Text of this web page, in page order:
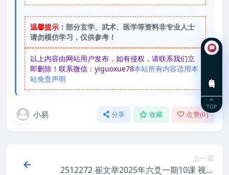
温馨提示： 部分玄学、武术、医学等资料非专业人士
请勿模仿学习，仅供参考！
以上内容由网站用户发布，如有侵权，请联系我们立
即删除！联系微信：yiguoxue78本站所有内容适用本
站免责声明
小易 分享 收藏 点赞(0)
上一篇
2512272 崔文举2025年六爻一期10课 视频
TOP